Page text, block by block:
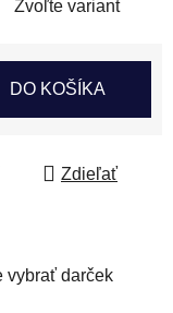
Zvoľte variant
DO KOŠÍKA
Zdieľať
vybrať darček